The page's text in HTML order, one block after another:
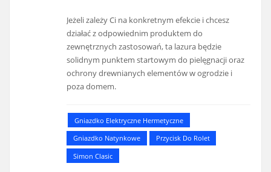
Jeżeli zależy Ci na konkretnym efekcie i chcesz
działać z odpowiednim produktem do
zewnętrznych zastosowań, ta lazura będzie
solidnym punktem startowym do pielęgnacji oraz
ochrony drewnianych elementów w ogrodzie i
poza domem.
Gniazdko Elektryczne Hermetyczne
Gniazdko Natynkowe
Przycisk Do Rolet
Simon Clasic